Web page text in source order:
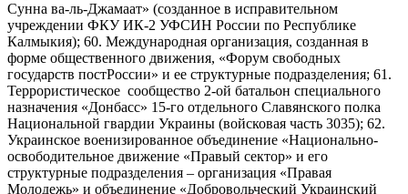
Сунна ва-ль-Джамаат» (созданное в исправительном
учреждении ФКУ ИК-2 УФСИН России по Республике
Калмыкия); 60. Международная организация, созданная в
форме общественного движения, «Форум свободных
государств постРоссии» и ее структурные подразделения; 61.
Террористическое сообщество 2-ой батальон специального
назначения «Донбасс» 15-го отдельного Славянского полка
Национальной гвардии Украины (войсковая часть 3035); 62.
Украинское военизированное объединение «Национально-
освободительное движение «Правый сектор» и его
структурные подразделения – организация «Правая
Молодежь» и объединение «Добровольческий Украинский